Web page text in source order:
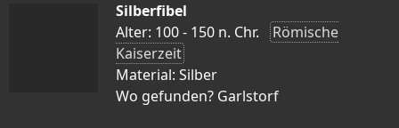
Silberfibel
Alter: 100 - 150 n. Chr.
Römische
Kaiserzeit
Material: Silber
Wo gefunden? Garlstorf